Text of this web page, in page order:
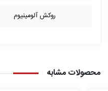
روکش آلومینیوم
محصولات مشابه